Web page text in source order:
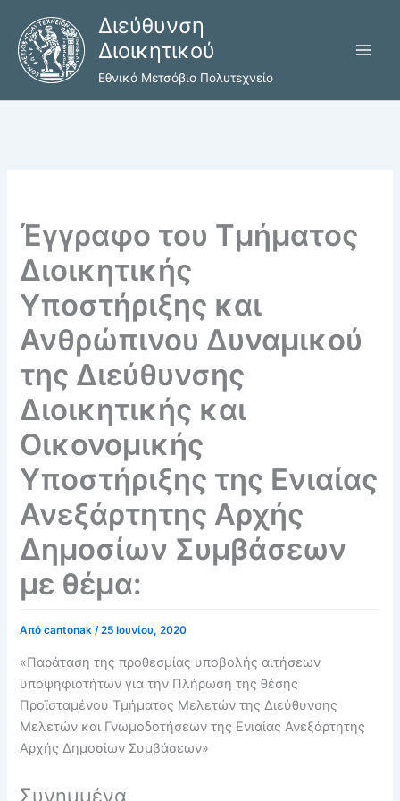
περιεχόμενο
Διεύθυνση
Διοικητικού
Εθνικό Μετσόβιο Πολυτεχνείο
Έγγραφο του Τμήματος
Διοικητικής
Υποστήριξης και
Ανθρώπινου Δυναμικού
της Διεύθυνσης
Διοικητικής και
Οικονομικής
Υποστήριξης της Ενιαίας
Ανεξάρτητης Αρχής
Δημοσίων Συμβάσεων
με θέμα:
Απόcantonak/25 Ιουνίου, 2020
«Παράταση της προθεσμίας υποβολής αιτήσεων
υποψηφιοτήτων για την Πλήρωση της θέσης
Προϊσταμένου Τμήματος Μελετών της Διεύθυνσης
Μελετών και Γνωμοδοτήσεων της Ενιαίας Ανεξάρτητης
Αρχής Δημοσίων Συμβάσεων»
Συνημμένα